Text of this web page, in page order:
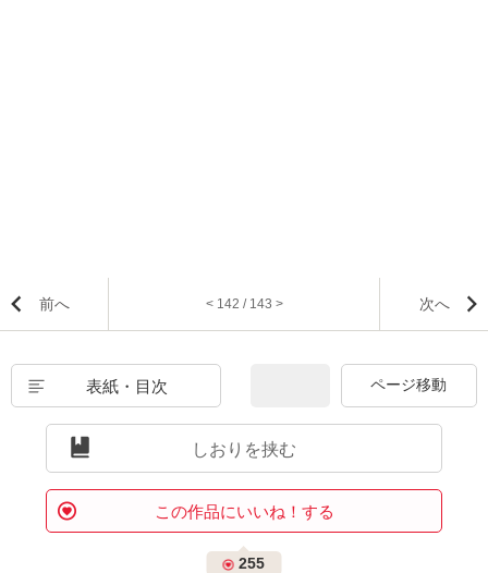
前へ < 142 / 143 > 次へ
表紙・目次
しおりを挟む
この作品にいいね！する
255